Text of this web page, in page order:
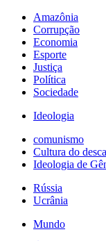
Amazônia
Corrupção
Economia
Esporte
Justiça
Política
Sociedade
Ideologia
comunismo
Cultura do
Ideologia de
Rússia
Ucrânia
Mundo